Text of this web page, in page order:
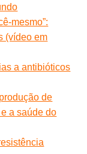
mesmo”:
(vídeo em
a antibióticos
de
a saúde do